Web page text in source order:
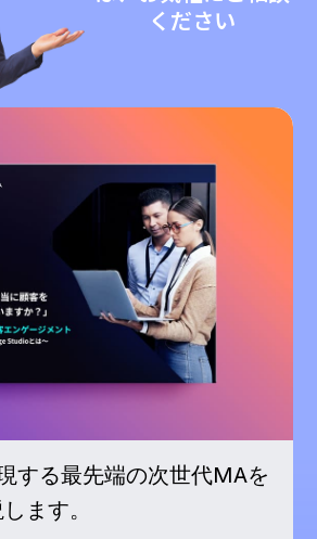
ください
する最先端の次世代MAを
ます。